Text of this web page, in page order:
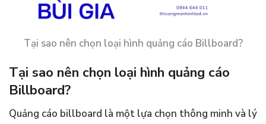
Tại sao nên chọn loại hình quảng cáo Billboard?
Tại sao nên chọn loại hình quảng cáo
Billboard?
Quảng cáo billboard là một lựa chọn thông minh và lý